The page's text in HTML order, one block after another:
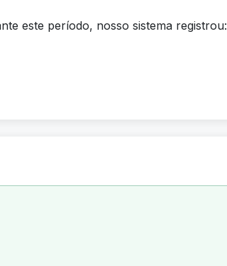
este período, nosso sistema registrou: